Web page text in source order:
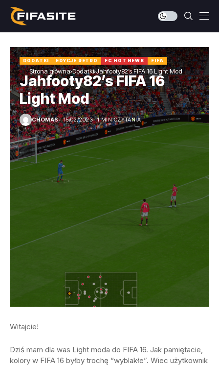
Strona główna Dodatki Jahfooty82’s FIFA 16 Light Mod
DODATKI EDYCJE RETRO FC HOT NEWS FIFA
Jahfooty82’s FIFA 16
Light Mod
CHOMAS 15/02/2023 1 MIN CZYTANIA
Witajcie!
Dziś mam dla was Light moda do FIFA 16. Jak pamiętacie,
kolory w FIFA 16 byłby trochę “wyblakłe”. Wiec użytkownik